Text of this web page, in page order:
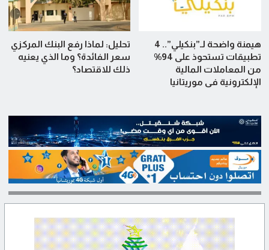
هيمنة واضحة لـ”بنكيلي”.. 4
تطبيقات تستحوذ على 94%
من المعاملات المالية
الإلكترونية في موريتانيا
تحليل: لماذا رفع البنك المركزي
سعر الفائدة؟ وما الذي يعنيه
ذلك للاقتصاد؟